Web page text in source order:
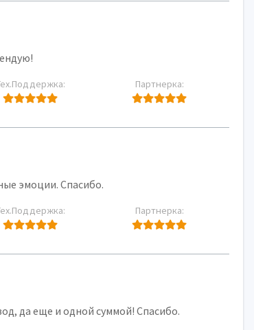
Партнерка:
эмоции. Спасибо.
Партнерка:
да еще и одной суммой! Спасибо.